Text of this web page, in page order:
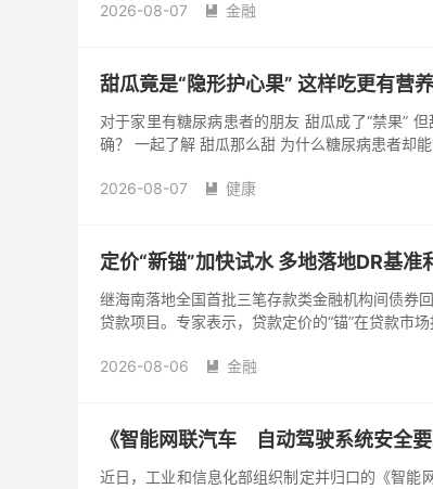
2026-08-07
 金融
甜瓜竟是“隐形护心果” 这样吃更有营养
对于家里有糖尿病患者的朋友 甜瓜成了“禁果”
确？ 一起了解 甜瓜那么甜 为什么糖尿病患者却
2026-08-07  健康
定价“新锚”加快试水 多地落地DR基准
继海南落地全国首批三笔存款类金融机构间债券
贷款项目。专家表示，贷款定价的“锚”在贷款市
2026-08-06  金融
《智能网联汽车 自动驾驶系统安全
近日，工业和信息化部组织制定并归口的《智